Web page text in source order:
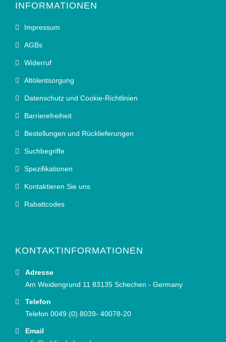
INFORMATIONEN
Impressum
AGBs
Widerruf
Altölentsorgung
Datenschutz und Cookie-Richtlinien
Barrierefreiheit
Bestellungen und Rücklieferungen
Suchbegriffe
Spezifikationen
Kontaktieren Sie uns
Rabattcodes
KONTAKTINFORMATIONEN
Adresse
Am Weidengrund 11 83135 Schechen - Germany
Telefon
Telefon 0049 (0) 8039- 40078-20
Email